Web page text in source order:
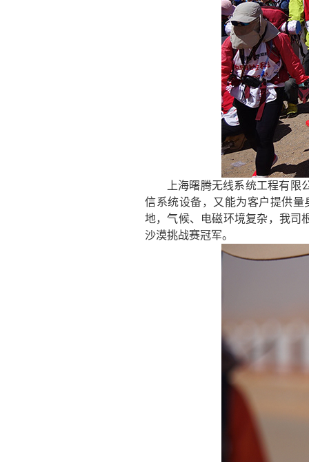
上海曙腾无线系统工程有
信系统设备，又能为客户提供
地，气候、电磁环境复杂，我司
沙漠挑战赛冠军。